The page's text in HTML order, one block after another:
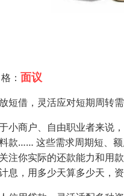
： 面议
短借，灵活应对短期周转
小商户、自由职业者来说
款…… 这些需求周期短、
注你实际的还款能力和用
息，用多少天算多少天，